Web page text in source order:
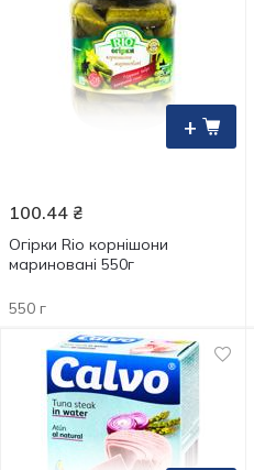
+
100.44 ₴
Огірки Rio корнішони
мариновані 550г
550 г